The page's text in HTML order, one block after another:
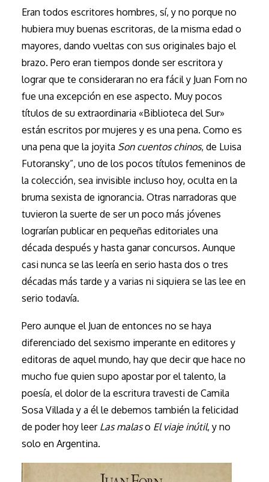
Eran todos escritores hombres, sí, y no porque no
hubiera muy buenas escritoras, de la misma edad o
mayores, dando vueltas con sus originales bajo el
brazo. Pero eran tiempos donde ser escritora y
lograr que te consideraran no era fácil y Juan Forn no
fue una excepción en ese aspecto. Muy pocos
títulos de su extraordinaria «Biblioteca del Sur»
están escritos por mujeres y es una pena. Como es
una pena que la joyita Son cuentos chinos, de Luisa
Futoransky”, uno de los pocos títulos femeninos de
la colección, sea invisible incluso hoy, oculta en la
bruma sexista de ignorancia. Otras narradoras que
tuvieron la suerte de ser un poco más jóvenes
lograrían publicar en pequeñas editoriales una
década después y hasta ganar concursos. Aunque
casi nunca se las leería en serio hasta dos o tres
décadas más tarde y a varias ni siquiera se las lee en
serio todavía.
Pero aunque el Juan de entonces no se haya
diferenciado del sexismo imperante en editores y
editoras de aquel mundo, hay que decir que hace no
mucho fue quien supo apostar por el talento, la
poesía, el dolor de la escritura travesti de Camila
Sosa Villada y a él le debemos también la felicidad
de poder hoy leer Las malaso El viaje inútil, y no
solo en Argentina.